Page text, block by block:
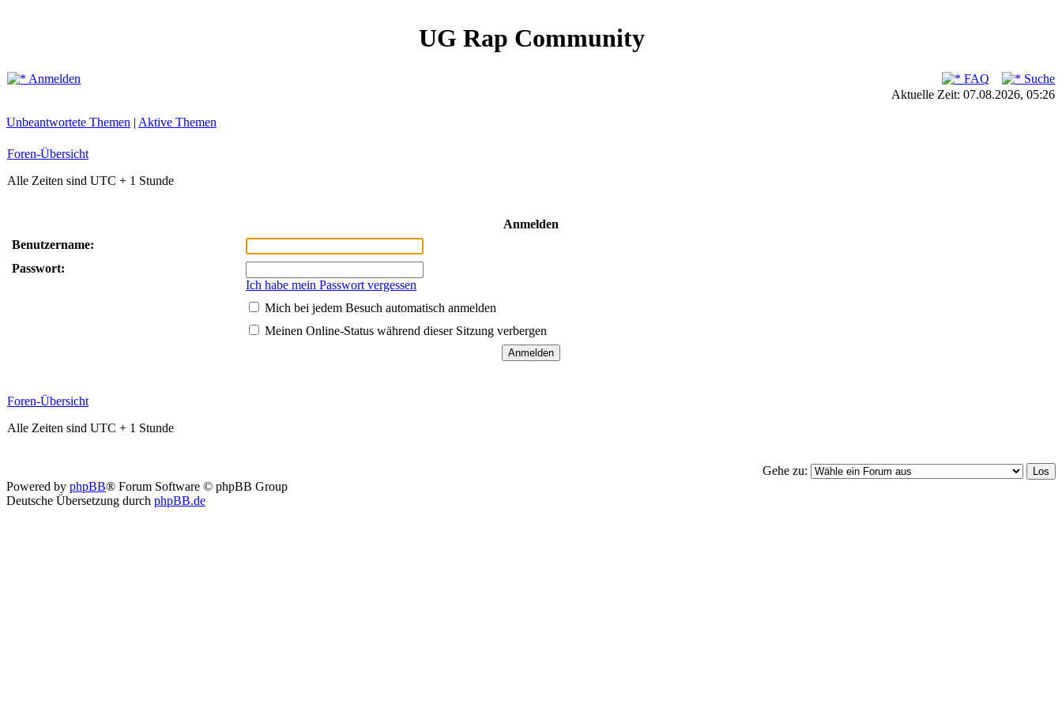
UG Rap Community
Anmelden FAQ
Suche
Aktuelle Zeit: 07.08.2026, 05:26
Unbeantwortete Themen | Aktive Themen
Foren-Übersicht
Alle Zeiten sind UTC + 1 Stunde
Anmelden
Benutzername:
Passwort:
Ich habe mein Passwort vergessen
Mich bei jedem Besuch automatisch anmelden
Meinen Online-Status während dieser Sitzung verbergen
Foren-Übersicht
Alle Zeiten sind UTC + 1 Stunde
Gehe zu:
Powered by phpBB® Forum Software © phpBB Group
Deutsche Übersetzung durch phpBB.de